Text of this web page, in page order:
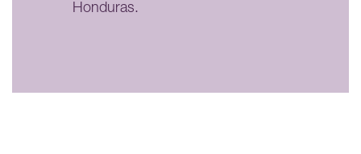
Honduras.